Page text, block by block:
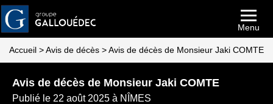
Menu
Accueil >Avis de décès >Avis de décès de Monsieur Jaki COMTE
Avis de décès de Monsieur Jaki COMTE
Publié le 22 août 2025 à NÎMES